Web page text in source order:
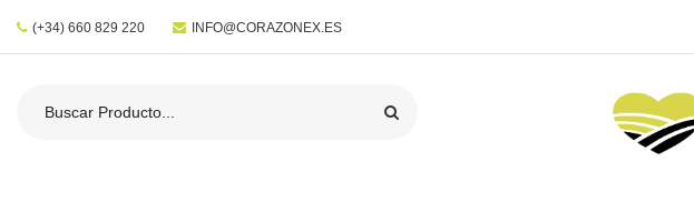
(+34) 660 829 220 INFO@CORAZONEX.ES